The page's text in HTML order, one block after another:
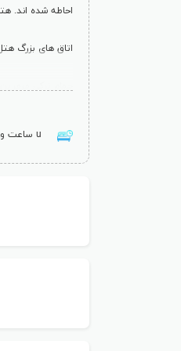
احاطه شده اند.
اتاق های بزرگ
سرگرمی در هتل
ساعت